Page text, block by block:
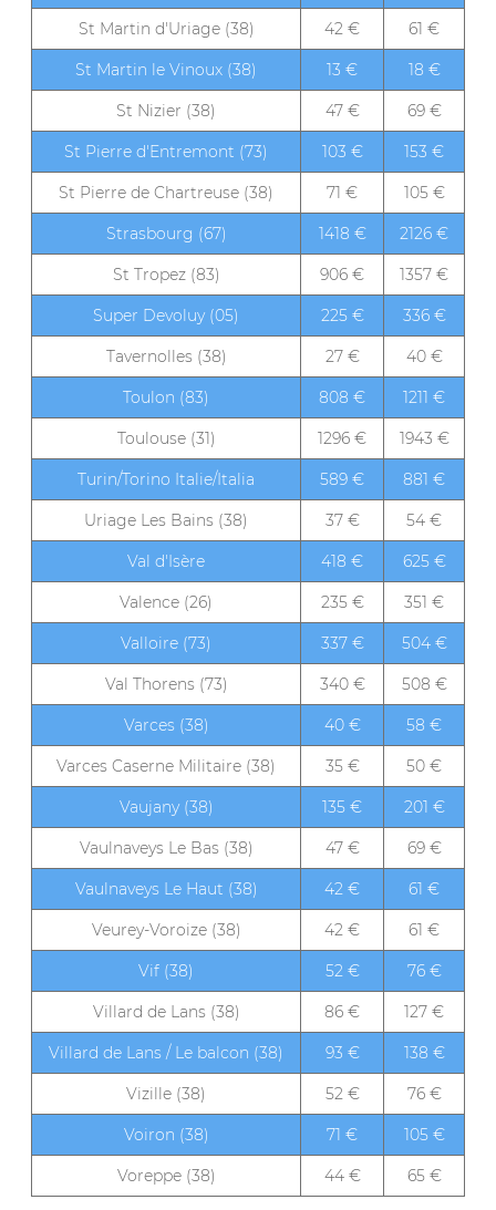
St Martin d'Uriage (38) 42 € 61 €
St Martin le Vinoux (38) 13 € 18 €
St Nizier (38) 47 € 69 €
St Pierre d'Entremont (73) 103 € 153 €
St Pierre de Chartreuse (38) 71 € 105 €
Strasbourg (67) 1418 € 2126 €
St Tropez (83) 906 € 1357 €
Super Devoluy (05) 225 € 336 €
Tavernolles (38) 27 € 40 €
Toulon (83) 808 € 1211 €
Toulouse (31) 1296 € 1943 €
Turin/Torino Italie/Italia 589 € 881 €
Uriage Les Bains (38) 37 € 54 €
Val d'Isère 418 € 625 €
Valence (26) 235 € 351 €
Valloire (73) 337 € 504 €
Val Thorens (73) 340 € 508 €
Varces (38) 40 € 58 €
Varces Caserne Militaire (38) 35 € 50 €
Vaujany (38) 135 € 201 €
Vaulnaveys Le Bas (38) 47 € 69 €
Vaulnaveys Le Haut (38) 42 € 61 €
Veurey-Voroize (38) 42 € 61 €
Vif (38) 52 € 76 €
Villard de Lans (38) 86 € 127 €
Villard de Lans / Le balcon (38) 93 € 138 €
Vizille (38) 52 € 76 €
Voiron (38) 71 € 105 €
Voreppe (38) 44 € 65 €